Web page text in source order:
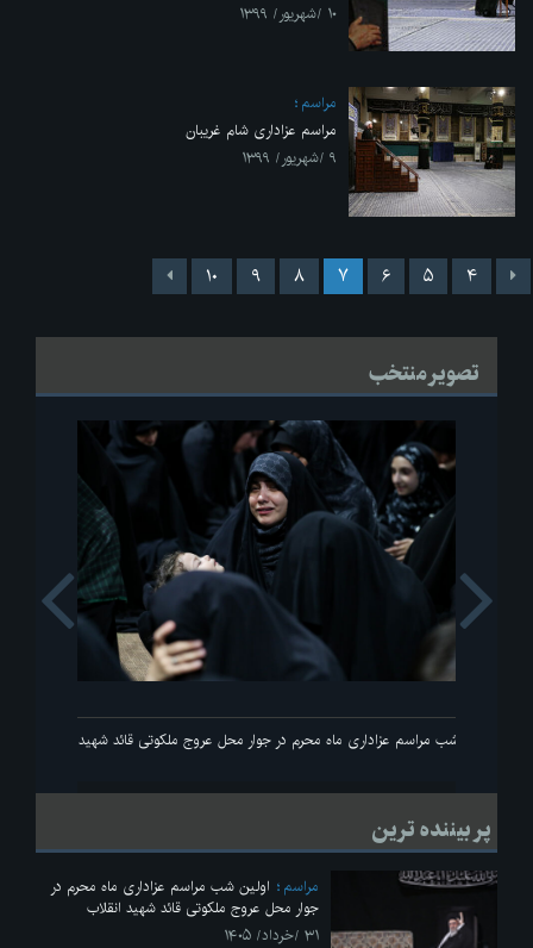
۱۰ /شهریور/ ۱۳۹۹
مراسم
مراسم عزاداری شام غریبان
۹ /شهریور/ ۱۳۹۹
۴ ۵ ۶ ۷ ۸ ۹ ۱۰
تصویر منتخب
اولین شب مراسم عزاداری ماه محرم در جوار محل عروج ملکوتی قائد شهید انقلاب
Next
پر بیننده ترین
مراسم
اولین شب مراسم عزاداری ماه محرم در
جوار محل عروج ملکوتی قائد شهید انقلاب
۳۱ /خرداد/ ۱۴۰۵